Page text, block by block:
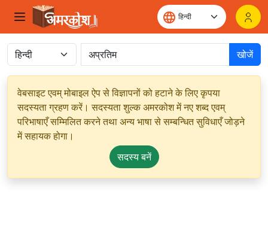
खोजें
वेबसाइट एवम् मोबाइल ऐप से विज्ञापनों को हटाने के लिए कृपया
सदस्यता ग्रहण करें। सदस्यता शुल्क अमरकोश में नए शब्द एवम्
परिभाषाएँ सम्मिलित करने तथा अन्य भाषा से सम्बन्धित सुविधाएँ जोड़ने
में सहायक होगा।
सदस्य बनें